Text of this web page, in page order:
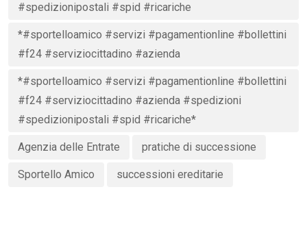
#spedizionipostali #spid #ricariche
*#sportelloamico #servizi #pagamentionline #bollettini
#f24 #serviziocittadino #azienda
*#sportelloamico #servizi #pagamentionline #bollettini
#f24 #serviziocittadino #azienda #spedizioni
#spedizionipostali #spid #ricariche*
Agenzia delle Entrate pratiche di successione
Sportello Amico successioni ereditarie